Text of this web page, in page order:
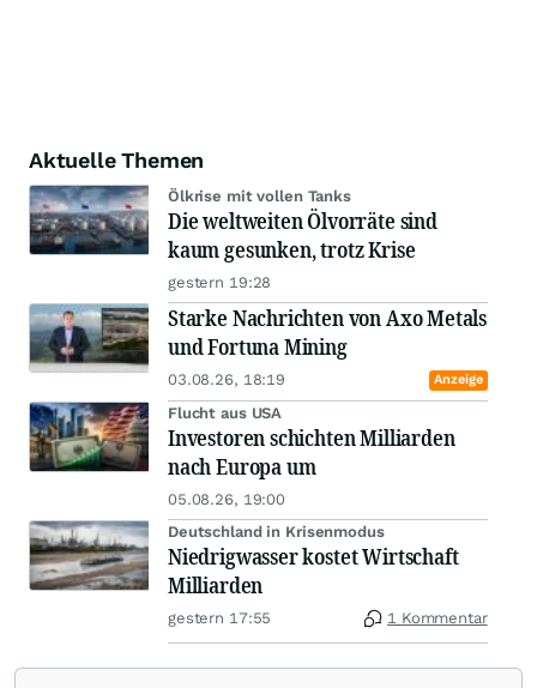
Aktuelle Themen
Ölkrise mit vollen Tanks
Die weltweiten Ölvorräte sind
kaum gesunken, trotz Krise
gestern 19:28
Starke Nachrichten von Axo Metals
und Fortuna Mining
03.08.26, 18:19 Anzeige
Flucht aus USA
Investoren schichten Milliarden
nach Europa um
05.08.26, 19:00
Deutschland in Krisenmodus
Niedrigwasser kostet Wirtschaft
Milliarden
gestern 17:55 1 Kommentar